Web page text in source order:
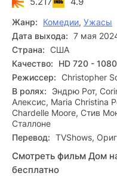
Жанр: Комедии, Ужасы
Дата выхода: 7 мая
Страна: США
Качество:
HD 720 - 1080
Режиссер: Christopher
В ролях:
Эндрю Рот,
Алексис, Maria Christina
Chardelle Moore, Стив
Сталлоне
Перевод: TVShows,
Смотреть фильм Дом
бесплатно